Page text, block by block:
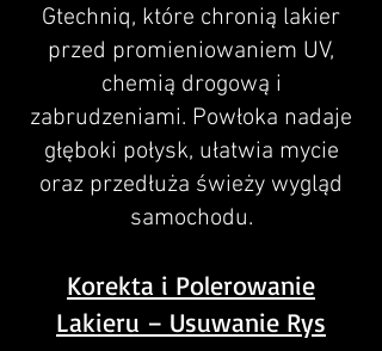
Gtechniq, które chronią lakier
przed promieniowaniem UV,
chemią drogową i
zabrudzeniami. Powłoka nadaje
głęboki połysk, ułatwia mycie
oraz przedłuża świeży wygląd
samochodu.
Korekta i Polerowanie
Lakieru – Usuwanie Rys